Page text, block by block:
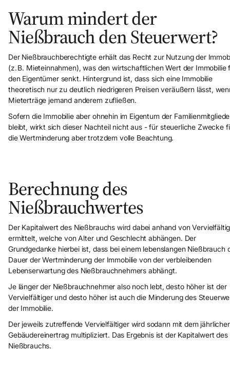
Warum mindert der
Nießbrauch den Steuerwert?
Der Nießbrauchberechtigte erhält das Recht zur Nutzung der
(z. B. Mieteinnahmen), was den wirtschaftlichen Wert der Immobilie
den Eigentümer senkt. Hintergrund ist, dass sich eine Immobilie
theoretisch nur zu deutlich niedrigeren Preisen veräußern lässt,
Mieterträge jemand anderem zufließen.
Sofern die Immobilie aber ohnehin im Eigentum der
bleibt, wirkt sich dieser Nachteil nicht aus - für steuerliche Zwecke
die Wertminderung aber trotzdem volle Beachtung.
Berechnung des
Nießbrauchwertes
Der Kapitalwert des Nießbrauchs wird dabei anhand von
ermittelt, welche von Alter und Geschlecht abhängen. Der
Grundgedanke hierbei ist, dass bei einem lebenslangen Nießbrauch
Dauer der Wertminderung der Immobilie von der verbleibenden
Lebenserwartung des Nießbrauchnehmers abhängt.
Je länger der Nießbrauchnehmer also noch lebt, desto höher ist der
Vervielfältiger und desto höher ist auch die Minderung des
der Immobilie.
Der jeweils zutreffende Vervielfältiger wird sodann mit dem
Gebäudereinertrag multipliziert. Das Ergebnis ist der Kapitalwert des
Nießbrauchs.